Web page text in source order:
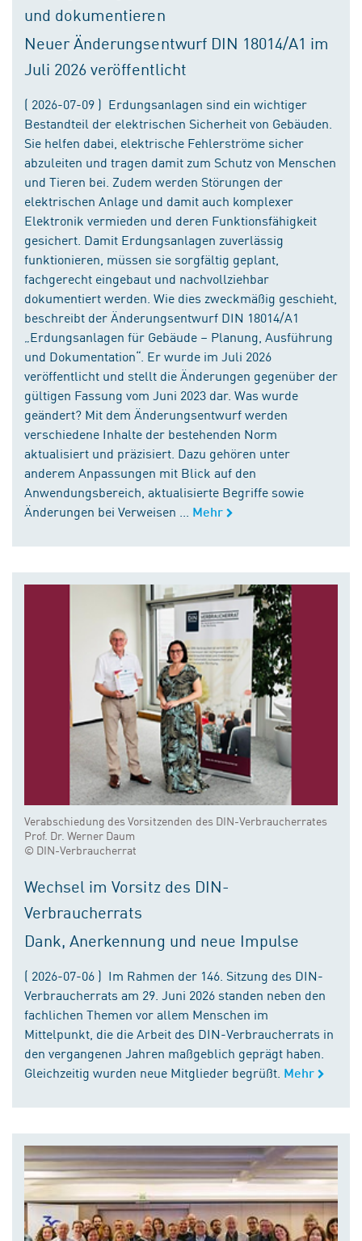
und dokumentieren
Neuer Änderungsentwurf DIN 18014/A1 im
Juli 2026 veröffentlicht
( 2026-07-09 ) Erdungsanlagen sind ein wichtiger
Bestandteil der elektrischen Sicherheit von Gebäuden.
Sie helfen dabei, elektrische Fehlerströme sicher
abzuleiten und tragen damit zum Schutz von Menschen
und Tieren bei. Zudem werden Störungen der
elektrischen Anlage und damit auch komplexer
Elektronik vermieden und deren Funktionsfähigkeit
gesichert. Damit Erdungsanlagen zuverlässig
funktionieren, müssen sie sorgfältig geplant,
fachgerecht eingebaut und nachvollziehbar
dokumentiert werden. Wie dies zweckmäßig geschieht,
beschreibt der Änderungsentwurf DIN 18014/A1
„Erdungsanlagen für Gebäude – Planung, Ausführung
und Dokumentation“. Er wurde im Juli 2026
veröffentlicht und stellt die Änderungen gegenüber der
gültigen Fassung vom Juni 2023 dar. Was wurde
geändert? Mit dem Änderungsentwurf werden
verschiedene Inhalte der bestehenden Norm
aktualisiert und präzisiert. Dazu gehören unter
anderem Anpassungen mit Blick auf den
Anwendungsbereich, aktualisierte Begriffe sowie
Änderungen bei Verweisen ...
Mehr
Verabschiedung des Vorsitzenden des DIN-Verbraucherrates
Prof. Dr. Werner Daum
© DIN-Verbraucherrat
Wechsel im Vorsitz des DIN-
Verbraucherrats
Dank, Anerkennung und neue Impulse
( 2026-07-06 ) Im Rahmen der 146. Sitzung des DIN-
Verbraucherrats am 29. Juni 2026 standen neben den
fachlichen Themen vor allem Menschen im
Mittelpunkt, die die Arbeit des DIN-Verbraucherrats in
den vergangenen Jahren maßgeblich geprägt haben.
Gleichzeitig wurden neue Mitglieder begrüßt. Mehr